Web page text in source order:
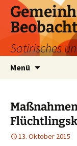
Zum
Inhalt
springen
Satirisches
Menü
13. Oktober 2015